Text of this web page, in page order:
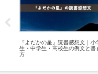
『よだかの星』読書感想文｜小
生・中学生・高校生の例文と書
方